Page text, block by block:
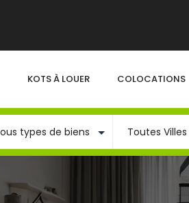
KOTS À LOUER COLOCATIONS